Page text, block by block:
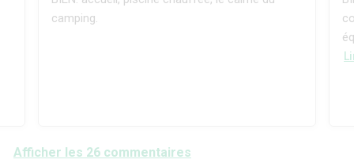
camping.
Afficher les 26 commentaires